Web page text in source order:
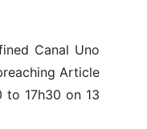
Canal Uno
Article
to 17h30 on 13